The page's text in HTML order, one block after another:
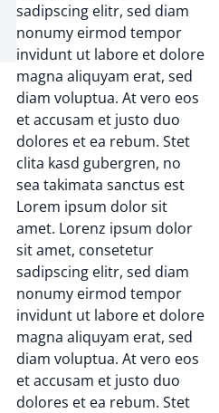
sadipscing elitr, sed diam
nonumy eirmod tempor
invidunt ut labore et dolore
magna aliquyam erat, sed
diam voluptua. At vero eos
et accusam et justo duo
dolores et ea rebum. Stet
clita kasd gubergren, no
sea takimata sanctus est
Lorem ipsum dolor sit
amet. Lorenz ipsum dolor
sit amet, consetetur
sadipscing elitr, sed diam
nonumy eirmod tempor
invidunt ut labore et dolore
magna aliquyam erat, sed
diam voluptua. At vero eos
et accusam et justo duo
dolores et ea rebum. Stet